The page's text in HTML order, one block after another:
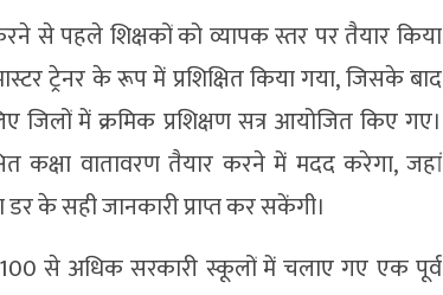
से पहले शिक्षकों को व्यापक स्तर पर तैयार किया
ट्रेनर के रूप में प्रशिक्षित किया गया, जिसके बाद
में क्रमिक प्रशिक्षण सत्र आयोजित किए गए।
कक्षा वातावरण तैयार करने में मदद करेगा, जहां
के सही जानकारी प्राप्त कर सकेंगी।
से अधिक सरकारी स्कूलों में चलाए गए एक पूर्व